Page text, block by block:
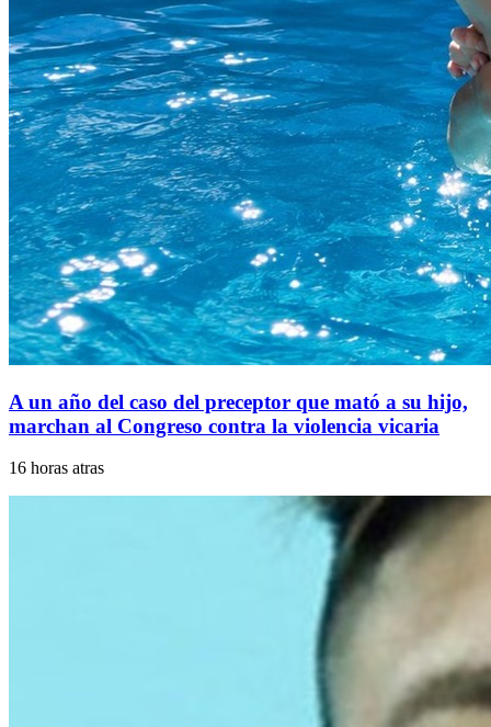
A un año del caso del preceptor que mató a su hijo,
marchan al Congreso contra la violencia vicaria
16 horas atras